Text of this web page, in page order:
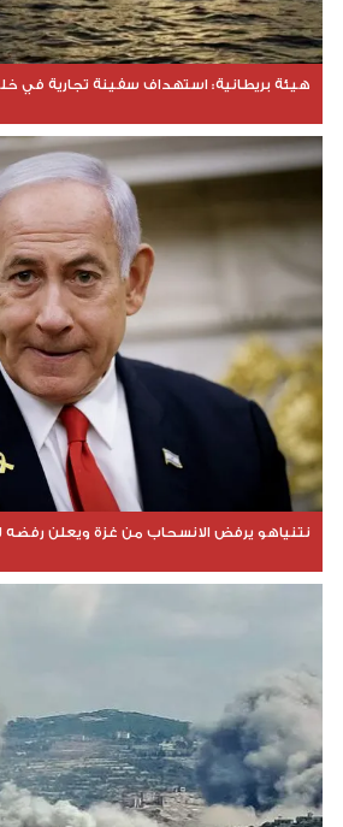
هيئة بريطانية: استهداف سفينة تجارية في
نتنياهو يرفض الانسحاب من غزة ويعلن رفضه